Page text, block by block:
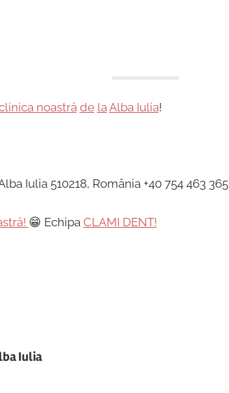
noastră de laAlba Iulia!
Iulia 510218, România +40 754 463 365
😁 Echipa CLAMI DENT!
Iulia